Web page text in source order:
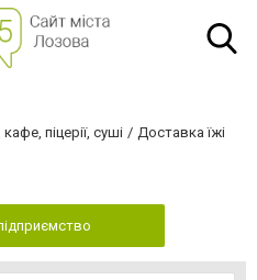
піцерії, суші Доставка їжі